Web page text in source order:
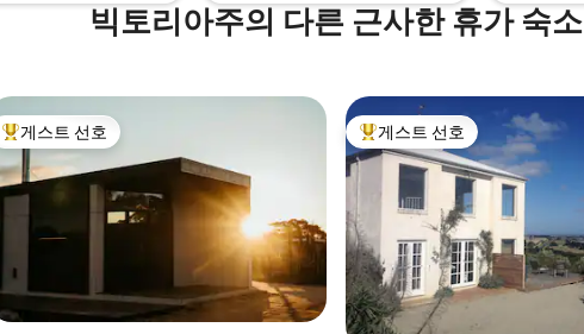
빅토리아주의 다른 근사한 휴가 숙소
상위 게스트 선호
게스트 선호 상위 게스트 선호
게스트 선호